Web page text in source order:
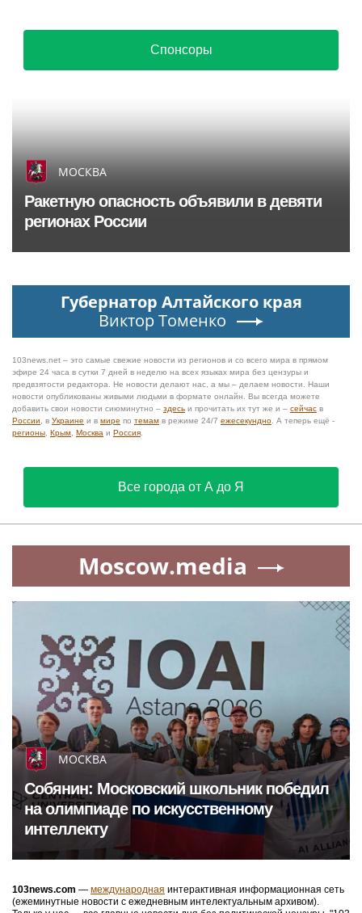
Спонсоры
МОСКВА
Ракетную опасность объявили в девяти
регионах России
Губернатор Алтайского края
Виктор Томенко
103news.net – это самые свежие новости из регионов и со всего мира в прямом
эфире 24 часа в сутки 7 дней в неделю на всех языках мира без цензуры и
предвзятости редактора. Не новости делают нас, а мы – делаем новости. Наши
новости опубликованы живыми людьми в формате онлайн. Вы всегда можете
добавить свои новости сиюминутно – здесь и прочитать их тут же и – сейчас в
России, в Украине и в мире по темам в режиме 24/7 ежесекундно. А теперь ещё -
регионы, Крым, Москва и Россия.
Все города от А до Я
Moscow.media
МОСКВА
Собянин: Московский школьник победил
на олимпиаде по искусственному
интеллекту
103news.com — международная интерактивная информационная сеть
(ежеминутные новости с ежедневным интелектуальным архивом).